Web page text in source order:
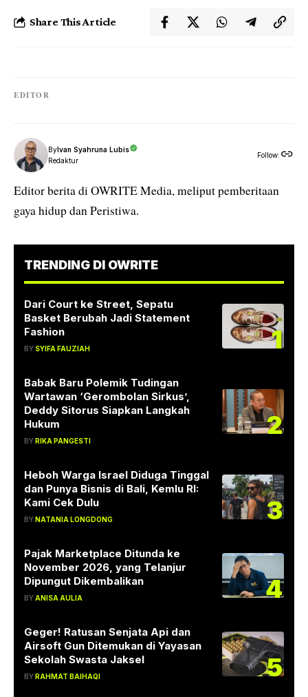
Share This Article
EDITOR
ByIvan Syahruna Lubis
Redaktur
Follow:
Editor berita di OWRITE Media, meliput pemberitaan
gaya hidup dan Peristiwa.
TRENDING DI OWRITE
Dari Court ke Street, Sepatu
Basket Berubah Jadi Statement
Fashion
BY SYIFA FAUZIAH 1
Babak Baru Polemik Tudingan
Wartawan ‘Gerombolan Sirkus’,
Deddy Sitorus Siapkan Langkah
Hukum
BYRIKA PANGESTI
2
Heboh Warga Israel Diduga Tinggal
dan Punya Bisnis di Bali, Kemlu RI:
Kami Cek Dulu
BYNATANIA LONGDONG 3
Pajak Marketplace Ditunda ke
November 2026, yang Telanjur
Dipungut Dikembalikan
BYANISA AULIA 4
Geger! Ratusan Senjata Api dan
Airsoft Gun Ditemukan di Yayasan
Sekolah Swasta Jaksel
BYRAHMAT BAIHAQI 5